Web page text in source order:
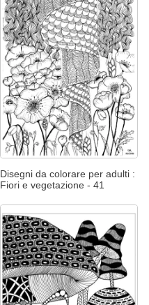
Disegni da colorare per adulti :
Fiori e vegetazione - 41